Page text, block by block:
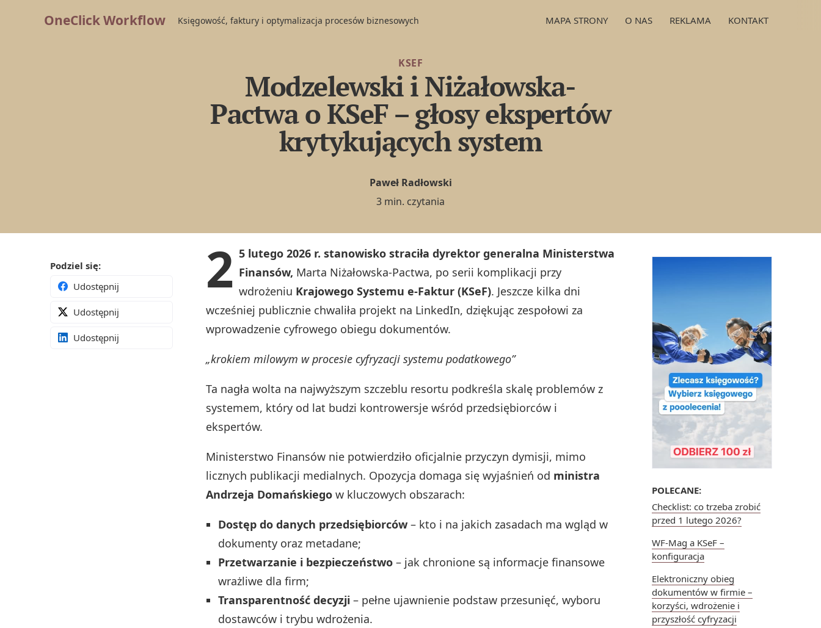
OneClick Workflow Księgowość, faktury i optymalizacja procesów biznesowych MAPA STRONY O NAS REKLAMA KONTAKT
KSEF
Modzelewski i Niżałowska-
Pactwa o KSeF – głosy ekspertów
krytykujących system
Paweł Radłowski
3 min. czytania
POLECANE:
Checklist: co trzeba zrobić
przed 1 lutego 2026?
WF-Mag a KSeF –
konfiguracja
Elektroniczny obieg
dokumentów w firmie –
korzyści, wdrożenie i
przyszłość cyfryzacji
Podziel się:
Udostępnij
Udostępnij
Udostępnij
2 5 lutego 2026 r. stanowisko straciła dyrektor generalna Ministerstwa
Finansów, Marta Niżałowska-Pactwa, po serii komplikacji przy
wdrożeniu Krajowego Systemu e-Faktur (KSeF). Jeszcze kilka dni
wcześniej publicznie chwaliła projekt na LinkedIn, dziękując zespołowi za
wprowadzenie cyfrowego obiegu dokumentów.
„krokiem milowym w procesie cyfryzacji systemu podatkowego”
Ta nagła wolta na najwyższym szczeblu resortu podkreśla skalę problemów z
systemem, który od lat budzi kontrowersje wśród przedsiębiorców i
ekspertów.
Ministerstwo Finansów nie potwierdziło oficjalnie przyczyn dymisji, mimo
licznych publikacji medialnych. Opozycja domaga się wyjaśnień od ministra
Andrzeja Domańskiego w kluczowych obszarach:
Dostęp do danych przedsiębiorców – kto i na jakich zasadach ma wgląd w
dokumenty oraz metadane;
Przetwarzanie i bezpieczeństwo – jak chronione są informacje finansowe
wrażliwe dla firm;
Transparentność decyzji – pełne ujawnienie podstaw przesunięć, wyboru
dostawców i trybu wdrożenia.